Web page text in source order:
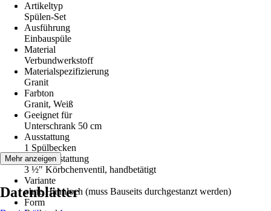
Artikeltyp
Spülen-Set
Ausführung
Einbauspüle
Material
Verbundwerkstoff
Materialspezifizierung
Granit
Farbton
Granit, Weiß
Geeignet für
Unterschrank 50 cm
Ausstattung
1 Spülbecken
Ventilausstattung
3 ½" Körbchenventil, handbetätigt
Variante
ohne Hahnloch (muss Bauseits durchgestanzt werden)
Form
Mehr anzeigen
Datenblätter